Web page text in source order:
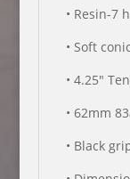
• Resin-7
• Soft
• 4.25″
• 62mm
• Black